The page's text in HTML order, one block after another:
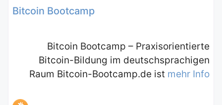
Bitcoin Bootcamp
Bitcoin Bootcamp – Praxisorientierte
Bitcoin-Bildung im deutschsprachigen
Raum Bitcoin-Bootcamp.de ist mehr Info